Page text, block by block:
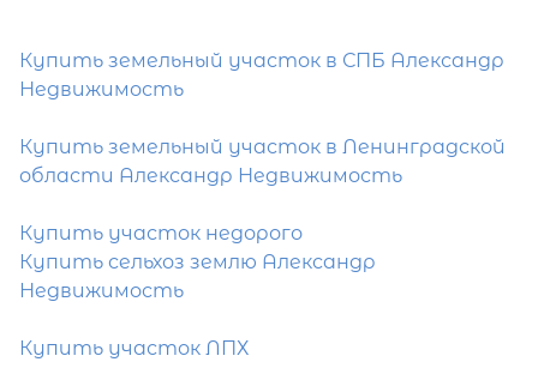
Купить земельный участок в СПБ Александр
Недвижимость
Купить земельный участок в Ленинградской
области Александр Недвижимость
Купить участок недорого
Купить сельхоз землю Александр
Недвижимость
Купить участок ЛПХ